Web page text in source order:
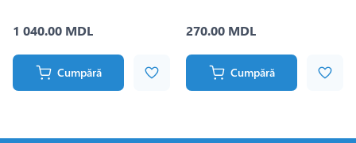
1 040.00 MDL
Cumpără
270.00 MDL
Cumpără